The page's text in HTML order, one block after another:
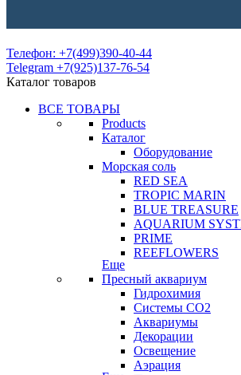
Телефон: +7(499)390-40-44
Telegram +7(925)137-76-54
Каталог товаров
ВСЕ ТОВАРЫ
Products
Каталог
Оборудование
Морская соль
RED SEA
TROPIC MARIN
BLUE TREASURE
AQUARIUM
PRIME
REEFLOWERS
Еще
Пресный аквариум
Гидрохимия
Системы СО2
Аквариумы
Декорации
Освещение
Аэрация